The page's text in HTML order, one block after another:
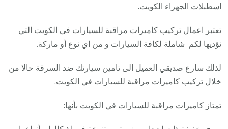
اسطبلات الجهراء الكويت.
تعتبر اعمال تركيب كاميرات مراقبة للسيارات في الكويت التي
نؤديها لكم شاملة لكافة السيارات و من اي نوع أو ماركة.
لذلك سارع صديقي العميل الى تامين سيارتك ضد السرقة حالا من
خلال تركيب كاميرات مراقبة للسيارات في الكويت.
تمتاز كاميرات مراقبة للسيارات في الكويت بأنها: